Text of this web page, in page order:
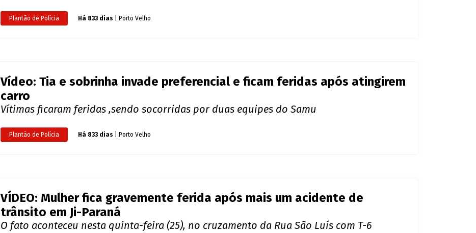
Plantão de Polícia Há 833 dias | Porto Velho
Vídeo: Tia e sobrinha invade preferencial e ficam feridas após atingirem
carro
Vítimas ficaram feridas ,sendo socorridas por duas equipes do Samu
Plantão de Polícia Há 833 dias | Porto Velho
VÍDEO: Mulher fica gravemente ferida após mais um acidente de
trânsito em Ji-Paraná
O fato aconteceu nesta quinta-feira (25), no cruzamento da Rua São Luís com T-6